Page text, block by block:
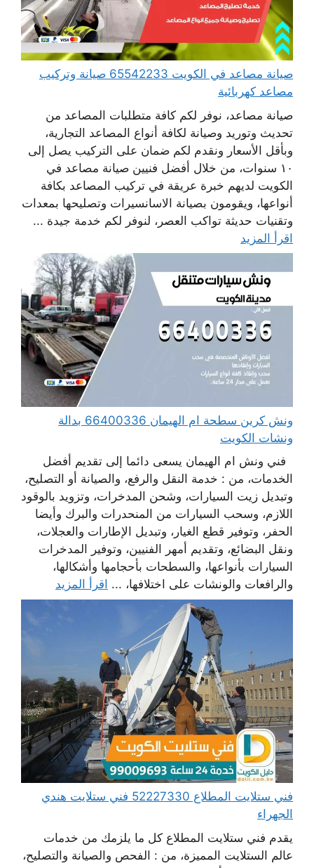
صيانة مصاعد في الكويت 65542233 صيانة وتركيب
مصاعد كهربائية
صيانة مصاعد، نوفر لكم كافة متطلبات المصاعد من
تحديث وتوريد وصيانة لكافة أنواع المصاعد التجارية،
وبأقل الأسعار ونقدم لكم ضمان على التركيب يصل إلى
١٠ سنوات، من خلال أفضل فنيين صيانة مصاعد في
الكويت لديهم خبرة عريقة في تركيب المصاعد بكافة
أنواعها، ويقومون بصيانة الاسانسيرات وتصليحها بمعدات
وتقنيات حديثة تواكب العصر، لنوفر لكم خدمة جيدة ...
اقرأ المزيد
ونش كرين سطحة ام الهيمان 66400336 بدالة
ونشات الكويت
فني ونش ام الهيمان يسعى دائما إلى تقديم أفضل
الخدمات، من : خدمة النقل والرفع، والصيانة أو التصليح،
وتبديل زيت السيارات، وشحن المدخرات، وتزويد بالوقود
اللازم، وسحب السيارات من المنحدرات والبرك وأيضا
الحفر، وتوفير قطع الغيار، وتبديل الإطارات والعجلات،
ونقل البضائع، وتقديم أمهر الفنيين، وتوفير المدخرات
السيارات بأنواعها، والسطحات بأحجامها وأشكالها،
والرافعات والونشات على اختلافها، ... اقرأ المزيد
فني ستلايت المطلاع 52227330 فني ستلايت هندي
الجهراء
يقدم فني ستلايت المطلاع كل ما يلزمك من خدمات
عالم الستلايت المميزة، من : الفحص والصيانة والتصليح،